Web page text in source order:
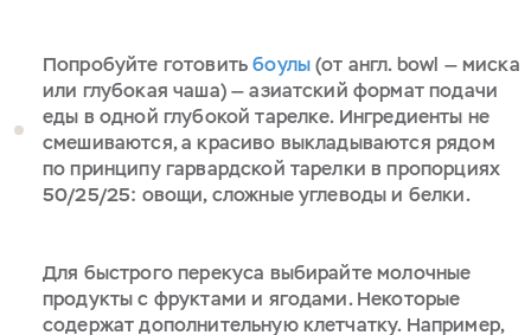
Попробуйте готовитьбоулы(от англ. bowl — миска
или глубокая чаша) — азиатский формат подачи
еды в одной глубокой тарелке. Ингредиенты не
смешиваются, а красиво выкладываются рядом
по принципу гарвардской тарелки в пропорциях
50/25/25: овощи, сложные углеводы и белки.
Для быстрого перекуса выбирайте молочные
продукты с фруктами и ягодами. Некоторые
содержат дополнительную клетчатку. Например,